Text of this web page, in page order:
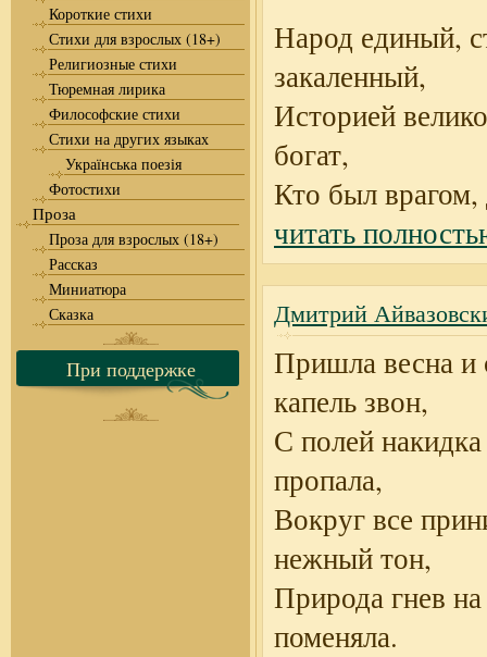
Короткие стихи
Стихи для взрослых (18+)
Религиозные стихи
Тюремная лирика
Философские стихи
Стихи на других языках
Українська поезія
Фотостихи
Проза
Проза для взрослых (18+)
Рассказ
Миниатюра
Сказка
При поддержке
Народ единый,
закаленный,
Историей
богат,
Кто был врагом,
читать
Дмитрий
Пришла весна
капель звон,
С полей накидка
пропала,
Вокруг все
нежный тон,
Природа гнев
поменяла.